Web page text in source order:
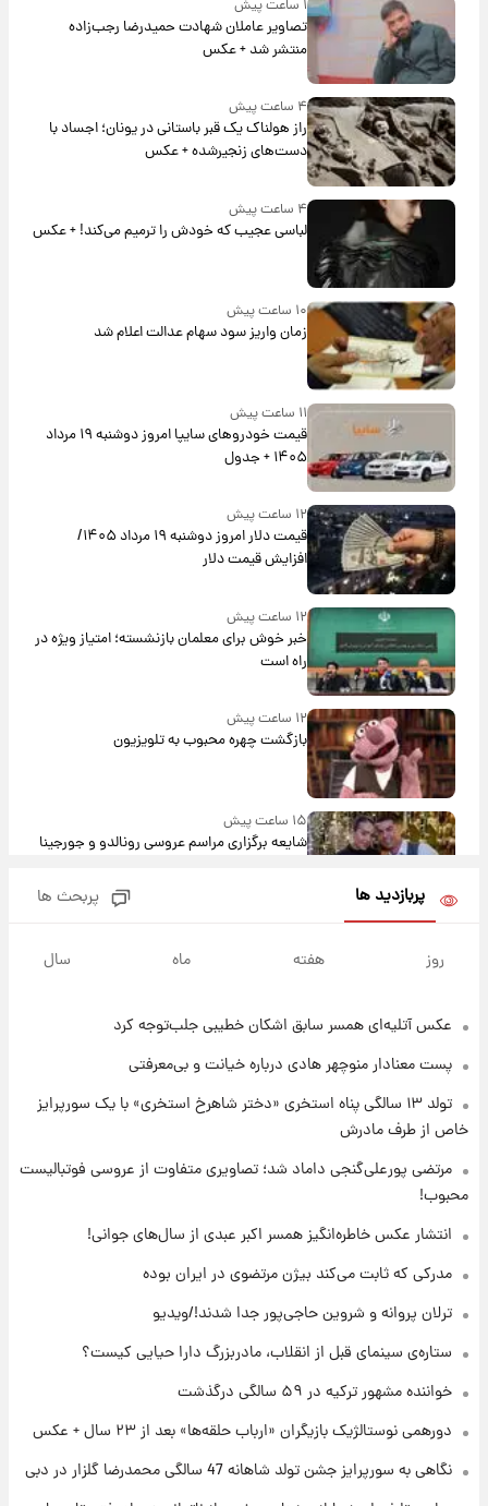
۱ ساعت پیش
تصاویر عاملان شهادت حمیدرضا رجب‌زاده
منتشر شد + عکس
۴ ساعت پیش
راز هولناک یک قبر باستانی در یونان؛ اجساد با
دست‌های زنجیرشده + عکس
لباسی عجیب که خودش را ترمیم می‌کند! + عکس
۱۰ ساعت پیش
زمان واریز سود سهام عدالت اعلام شد
قیمت خودروهای سایپا امروز دوشنبه ۱۹ مرداد
۱۴۰۵ + جدول
۱۲ ساعت پیش
قیمت دلار امروز دوشنبه ۱۹ مرداد ۱۴۰۵/
افزایش قیمت دلار
۱۲ ساعت پیش
خبر خوش برای معلمان بازنشسته؛ امتیاز ویژه در
راه است
۱۲ ساعت پیش
بازگشت چهره محبوب به تلویزیون
۱۵ ساعت پیش
شایعه برگزاری مراسم عروسی رونالدو و جورجینا
۲۳ ساعت پیش
۲۱ ساعت پیش
فال قهوه روزانه دوشنبه ۱۹ مرداد ماه ۱۴۰۵
فال روزانه واقعی دوشنبه ۱۹ مرداد ۱۴۰۵
۱ روز پیش
شد
پربازدید ها پربحث ها
روز هفته ماه سال
عکس‌ آتلیه‌ای همسر سابق اشکان خطیبی جلب‌توجه کرد
پست معنادار منوچهر هادی درباره خیانت و بی‌معرفتی
تولد ۱۳ سالگی پناه استخری «دختر شاهرخ استخری» با یک سورپرایز
خاص از طرف مادرش
مرتضی پورعلی‌گنجی داماد شد؛ تصاویری متفاوت از عروسی فوتبالیست
محبوب!
انتشار عکس خاطره‌انگیز همسر اکبر عبدی از سال‌های جوانی!
مدرکی که ثابت می‌کند بیژن مرتضوی در ایران بوده
ترلان پروانه و شروین حاجی‌پور جدا شدند!/ویدیو
ستاره‌ی سینمای قبل از انقلاب، مادربزرگ دارا حیایی کیست؟
خواننده مشهور ترکیه در ۵۹ سالگی درگذشت
دورهمی نوستالژیک بازیگران «ارباب حلقه‌ها» بعد از ۲۳ سال + عکس
نگاهی به سورپرایز جشن تولد شاهانه 47 سالگی محمدرضا گلزار در دبی